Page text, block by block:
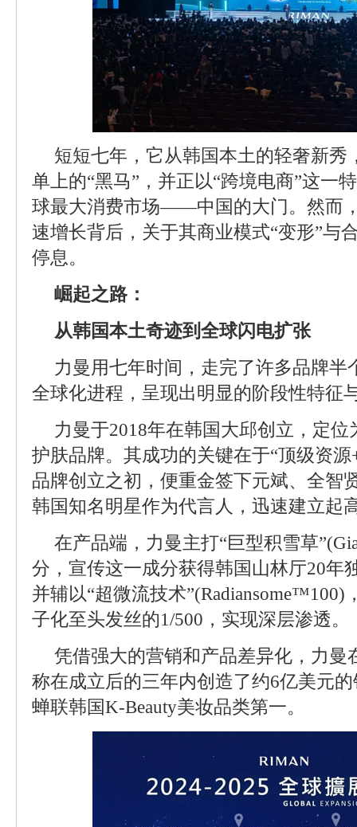
短短七年，它从韩国本土的轻奢新秀
单上的“黑马”，并正以“跨境电商”这一
球最大消费市场——中国的大门。然而
速增长背后，关于其商业模式“变形”与
停息。
崛起之路：
从韩国本土奇迹到全球闪电扩张
力曼用七年时间，走完了许多品牌半
全球化进程，呈现出明显的阶段性特征
力曼于2018年在韩国大邱创立，定
护肤品牌。其成功的关键在于“顶级资
品牌创立之初，便重金签下元斌、全智
韩国知名明星作为代言人，迅速建立起
在产品端，力曼主打“巨型积雪草
分，宣传这一成分获得韩国山林厅20年
并辅以“超微流技术
子化至头发丝的1/500，实现深层渗透。
凭借强大的营销和产品差异化，力曼
称在成立后的三年内创造了约6亿美元
蝉联韩国K-Beauty美妆品类第一。